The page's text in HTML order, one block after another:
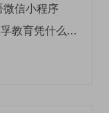
微信小程序
探寻成人英语口语线上课程：EF 英孚教育凭什么领航